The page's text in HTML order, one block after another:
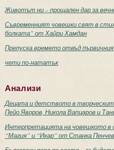
Животът ни – прощален дар за
Съвременният човешки свят в
болката” от Хайри Хамдан
Препуска времето отвъд първичния
чети по-нататък
Анализи
Децата и детството в
Пейо Яворов, Никола Вапцаров и
Интерпретацията на човешкото
“Магия” и “Икар” от Станка